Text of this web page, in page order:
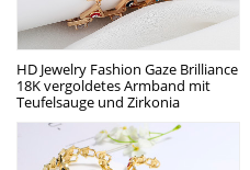
HD Jewelry Fashion Gaze Brilliance
18K vergoldetes Armband mit
Teufelsauge und Zirkonia